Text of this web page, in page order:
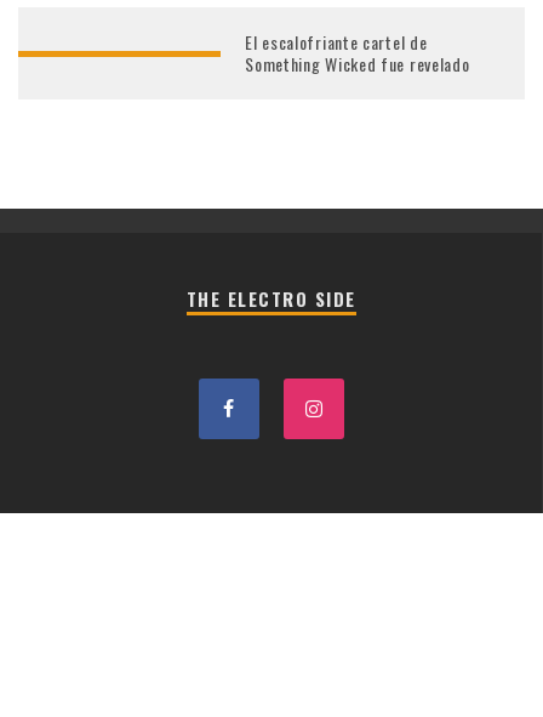
El escalofriante cartel de
Something Wicked fue revelado
THE ELECTRO SIDE